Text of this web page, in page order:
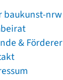
baukunst-nrw
& Förderer